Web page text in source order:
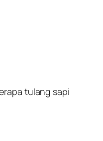
tulang sapi